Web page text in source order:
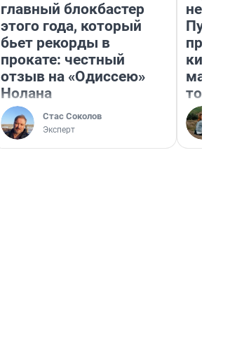
главный блокбастер
этого года, который
бьет рекорды в
прокате: честный
отзыв на «Одиссею»
Нолана
Стас Соколов
Эксперт
того